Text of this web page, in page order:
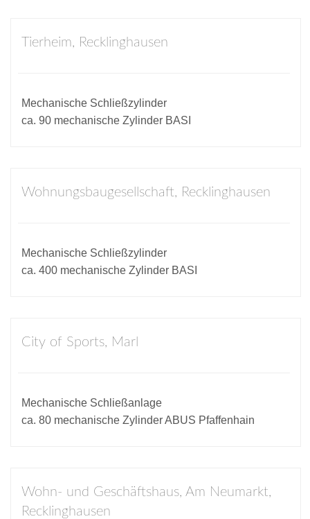
Tierheim, Recklinghausen
Mechanische Schließzylinder
ca. 90 mechanische Zylinder BASI
Wohnungsbaugesellschaft, Recklinghausen
Mechanische Schließzylinder
ca. 400 mechanische Zylinder BASI
City of Sports, Marl
Mechanische Schließanlage
ca. 80 mechanische Zylinder ABUS Pfaffenhain
Wohn- und Geschäftshaus, Am Neumarkt,
Recklinghausen